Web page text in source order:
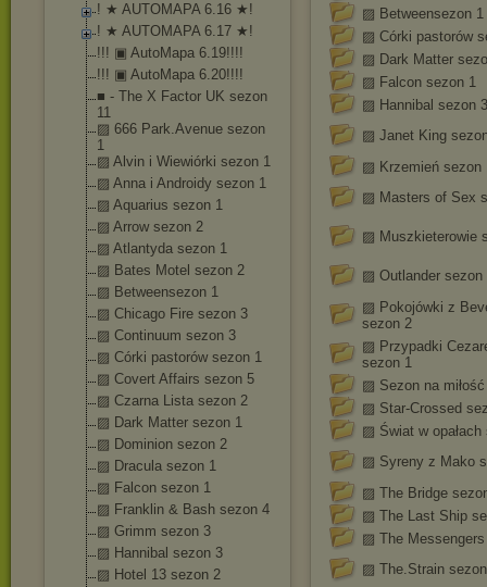
! ★ AUTOMAPA 6.16 ★!
! ★ AUTOMAPA 6.17 ★!
!!! ▣ AutoMapa 6.19!!!!
!!! ▣ AutoMapa 6.20!!!!
■ - The X Factor UK sezon
11
▨ 666 Park.Avenue sezon
1
▨ Alvin i Wiewiórki sezon 1
▨ Anna i Androidy sezon 1
▨ Aquarius sezon 1
▨ Arrow sezon 2
▨ Atlantyda sezon 1
▨ Bates Motel sezon 2
▨ Betweensezon 1
▨ Chicago Fire sezon 3
▨ Continuum sezon 3
▨ Córki pastorów sezon 1
▨ Covert Affairs sezon 5
▨ Czarna Lista sezon 2
▨ Dark Matter sezon 1
▨ Dominion sezon 2
▨ Dracula sezon 1
▨ Falcon sezon 1
▨ Franklin & Bash sezon 4
▨ Grimm sezon 3
▨ Hannibal sezon 3
▨ Hotel 13 sezon 2
▨ Betweensezon 1
▨ Córki pastorów
▨ Dark Matter
▨ Falcon sezon 1
▨ Hannibal sezon 3
▨ Janet King
▨ Krzemień sezon
▨ Masters of Sex
▨ Muszkieterowie
▨ Outlander sezon
▨ Pokojówki z
sezon 2
▨ Przypadki
sezon 1
▨ Sezon na
▨ Star-Crossed
▨ Świat w opałach
▨ Syreny z Mako
▨ The Bridge
▨ The Last Ship
▨ The
▨ The.Strain